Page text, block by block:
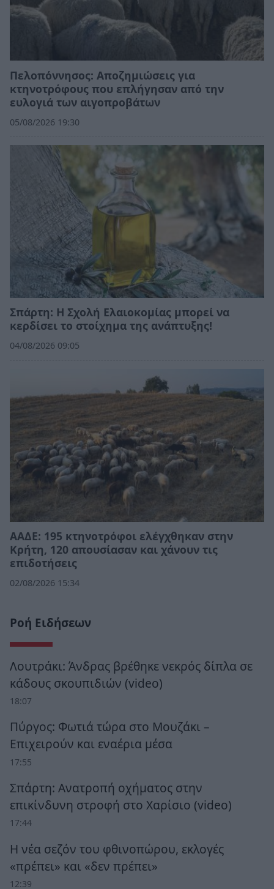
Πελοπόννησος: Αποζημιώσεις για
κτηνοτρόφους που επλήγησαν από την
ευλογιά των αιγοπροβάτων
05/08/2026 19:30
Σπάρτη: Η Σχολή Ελαιοκομίας μπορεί να
κερδίσει το στοίχημα της ανάπτυξης!
04/08/2026 09:05
ΑΑΔΕ: 195 κτηνοτρόφοι ελέγχθηκαν στην
Κρήτη, 120 απουσίασαν και χάνουν τις
επιδοτήσεις
02/08/2026 15:34
Ροή Ειδήσεων
Λουτράκι: Άνδρας βρέθηκε νεκρός δίπλα σε
κάδους σκουπιδιών (video)
18:07
Πύργος: Φωτιά τώρα στο Μουζάκι –
Επιχειρούν και εναέρια μέσα
17:55
Σπάρτη: Ανατροπή οχήματος στην
επικίνδυνη στροφή στο Χαρίσιο (video)
17:44
Η νέα σεζόν του φθινοπώρου, εκλογές
«πρέπει» και «δεν πρέπει»
12:39